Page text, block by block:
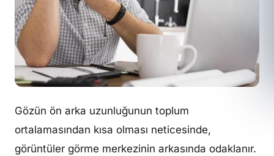
Gözün ön arka uzunluğunun toplum
ortalamasından kısa olması neticesinde,
görüntüler görme merkezinin arkasında odaklanır.